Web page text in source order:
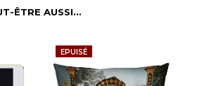
ÊTRE AUSSI…
EPUISÉ